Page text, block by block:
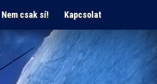
Nem csak sí! Kapcsolat